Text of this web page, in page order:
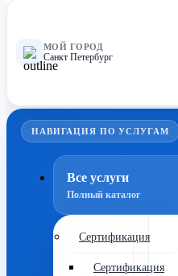
МОЙ ГОРОД
Санкт Петербург
НАВИГАЦИЯ ПО УСЛУГАМ
Все услуги
Полный каталог
Сертификация
Сертификация